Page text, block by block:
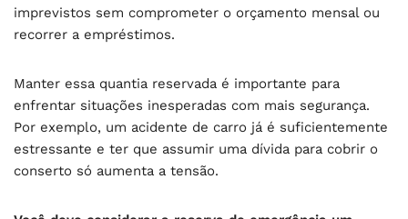
imprevistos sem comprometer o orçamento mensal ou
recorrer a empréstimos.
Manter essa quantia reservada é importante para
enfrentar situações inesperadas com mais segurança.
Por exemplo, um acidente de carro já é suficientemente
estressante e ter que assumir uma dívida para cobrir o
conserto só aumenta a tensão.